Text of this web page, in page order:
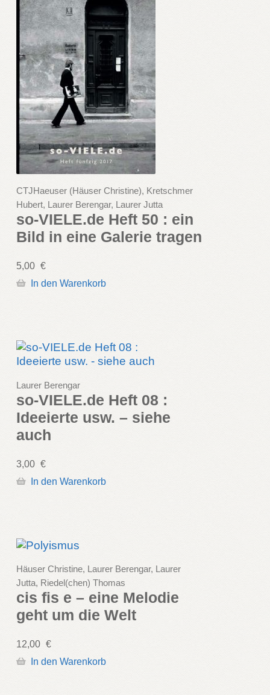
CTJHaeuser (Häuser Christine), Kretschmer
Hubert, Laurer Berengar, Laurer Jutta
so-VIELE.de Heft 50 : ein
Bild in eine Galerie tragen
5,00 €
In den Warenkorb
Laurer Berengar
so-VIELE.de Heft 08 :
Ideeierte usw. – siehe
auch
3,00 €
In den Warenkorb
Häuser Christine, Laurer Berengar, Laurer
Jutta, Riedel(chen) Thomas
cis fis e – eine Melodie
geht um die Welt
12,00 €
In den Warenkorb